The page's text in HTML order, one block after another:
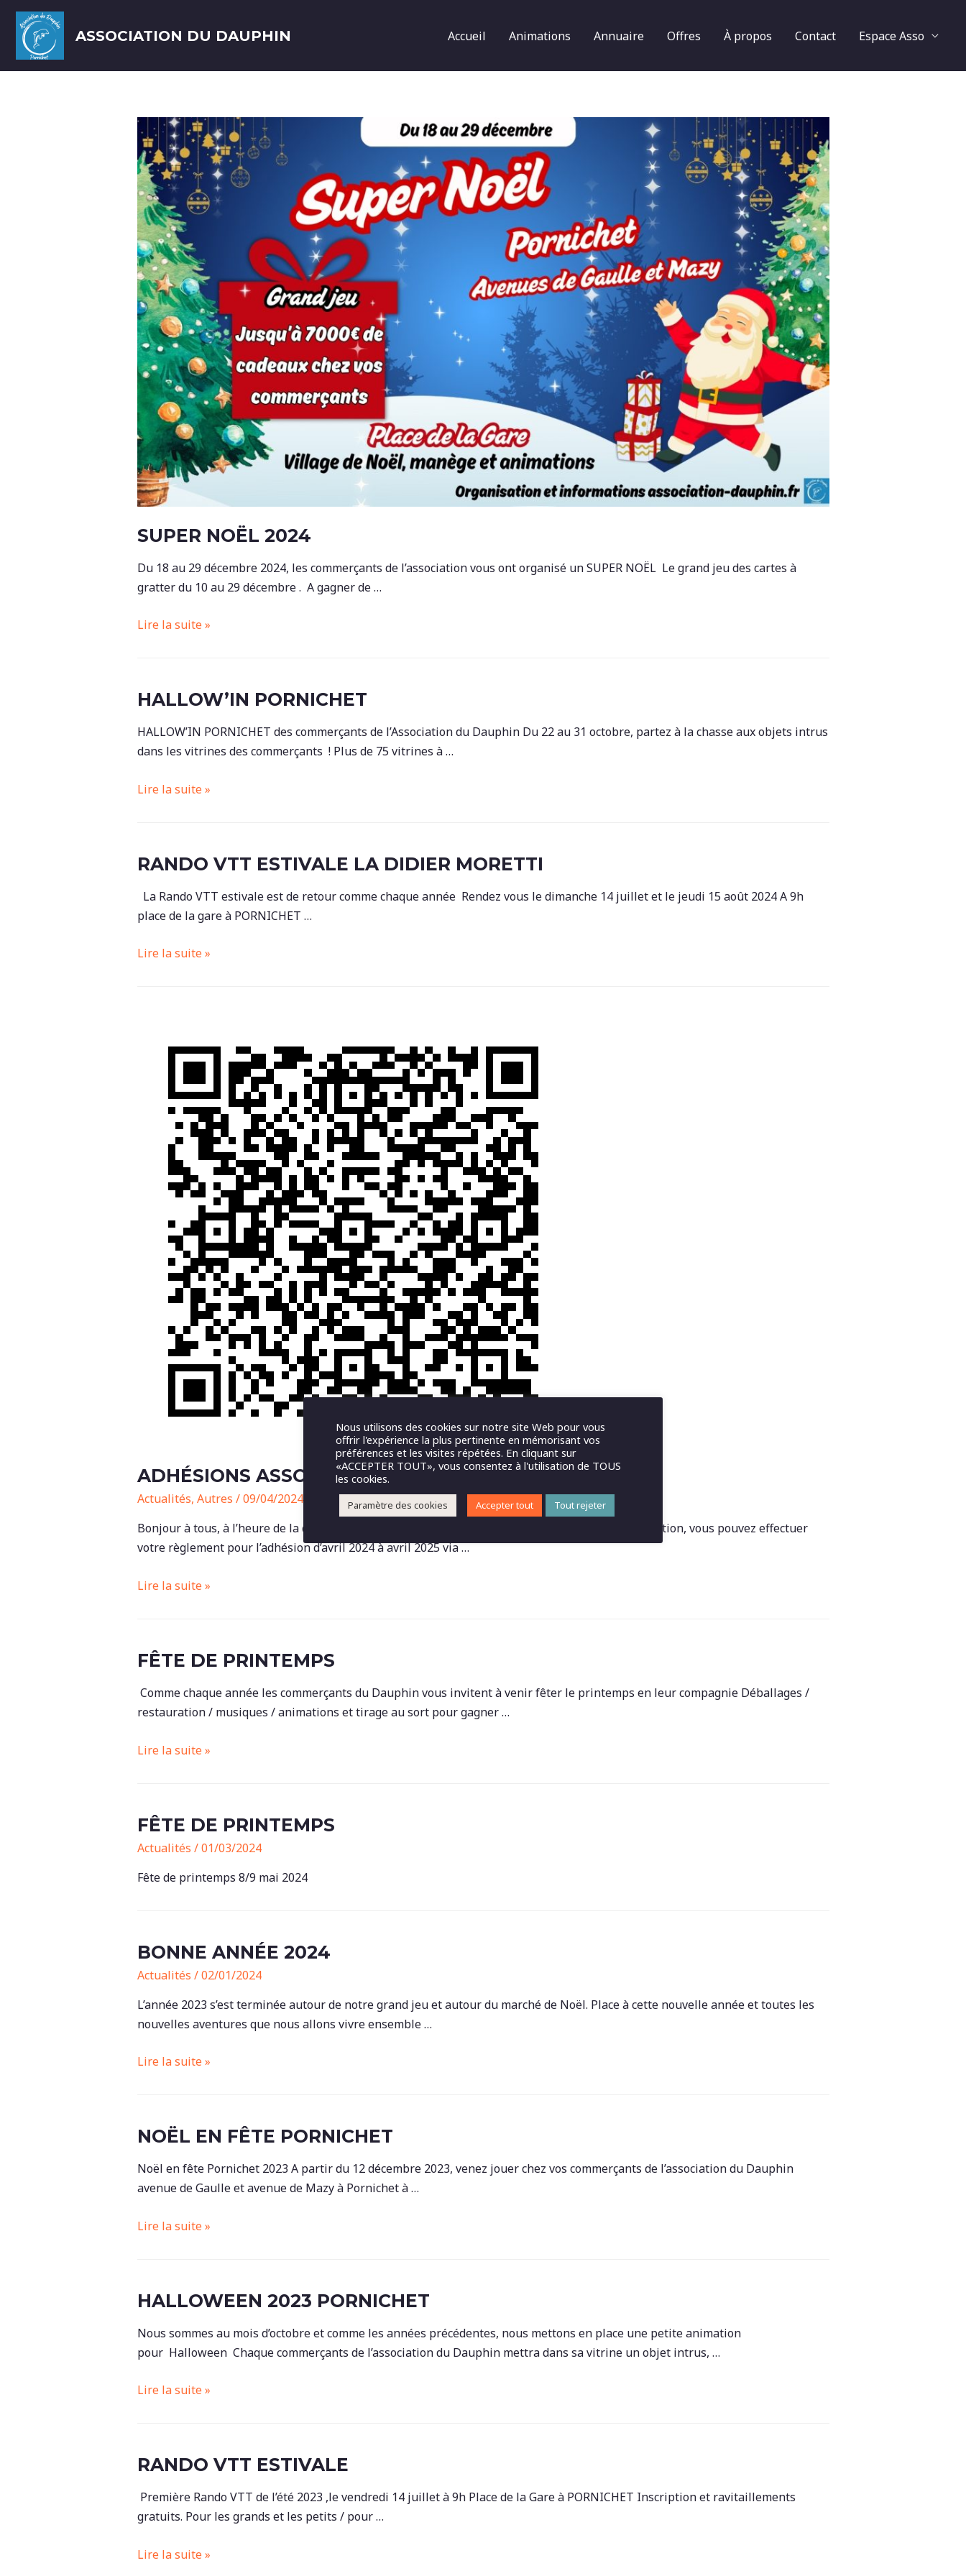
Aller
contenu
ASSOCIATION DU DAUPHIN Accueil Animations Annuaire Offres À propos Contact Espace Asso
SUPER NOËL 2024
Du 18 au 29 décembre 2024, les commerçants de l’association vous ont organisé un SUPER NOËL Le grand jeu des cartes à
gratter du 10 au 29 décembre . A gagner de …
Super
Lire la suite »
HALLOW’IN PORNICHET
HALLOW’IN PORNICHET des commerçants de l’Association du Dauphin Du 22 au 31 octobre, partez à la chasse aux objets intrus
dans les vitrines des commerçants ! Plus de 75 vitrines à …
Hallow’In
Lire la suite »
RANDO VTT ESTIVALE LA DIDIER MORETTI
La Rando VTT estivale est de retour comme chaque année Rendez vous le dimanche 14 juillet et le jeudi 15 août 2024 A 9h
place de la gare à PORNICHET …
RANDO
Moretti
Lire la suite »
ADHÉSIONS ASSOCIATION 2024-2025
Actualités, Autres /09/04/2024
Bonjour à tous, à l’heure de la dématérialisation et de la solidarité avec les bénévoles de l’association, vous pouvez effectuer
votre règlement pour l’adhésion d’avril 2024 à avril 2025 via …
Adhésions
Lire la suite »
FÊTE DE PRINTEMPS
Comme chaque année les commerçants du Dauphin vous invitent à venir fêter le printemps en leur compagnie Déballages /
restauration / musiques / animations et tirage au sort pour gagner …
Fête
Lire la suite »
FÊTE DE PRINTEMPS
Actualités /01/03/2024
Fête de printemps 8/9 mai 2024
BONNE ANNÉE 2024
Actualités /02/01/2024
L’année 2023 s’est terminée autour de notre grand jeu et autour du marché de Noël. Place à cette nouvelle année et toutes les
nouvelles aventures que nous allons vivre ensemble …
Bonne
Lire la suite »
NOËL EN FÊTE PORNICHET
Noël en fête Pornichet 2023 A partir du 12 décembre 2023, venez jouer chez vos commerçants de l’association du Dauphin
avenue de Gaulle et avenue de Mazy à Pornichet à …
Noël
Lire la suite »
HALLOWEEN 2023 PORNICHET
Nous sommes au mois d’octobre et comme les années précédentes, nous mettons en place une petite animation
pour Halloween Chaque commerçants de l’association du Dauphin mettra dans sa vitrine un objet intrus, …
Halloween
Lire la suite »
RANDO VTT ESTIVALE
Première Rando VTT de l’été 2023 ,le vendredi 14 juillet à 9h Place de la Gare à PORNICHET Inscription et ravitaillements
gratuits. Pour les grands et les petits / pour …
Rando
Lire la suite »
Nous utilisons des cookies sur notre site Web pour vous
offrir l'expérience la plus pertinente en mémorisant vos
préférences et les visites répétées. En cliquant sur
«ACCEPTER TOUT», vous consentez à l'utilisation de TOUS
les cookies.
Paramètre des cookies Accepter tout Tout rejeter